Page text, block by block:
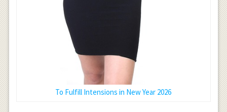
To Fulfill Intensions in New Year 2026